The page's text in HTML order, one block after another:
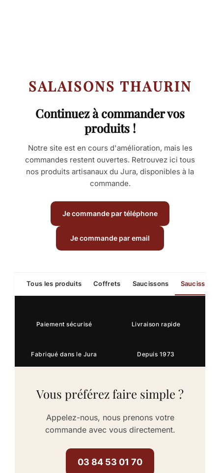
SALAISONS THAURIN
Continuez à commander vos
produits !
Notre site est en cours d'amélioration, mais les
commandes restent ouvertes. Retrouvez ici tous
nos produits artisanaux du Jura, disponibles à la
commande.
Je commande par téléphone
Je commande par email
Tous les produits Coffrets Saucissons Saucisses
Paiement sécurisé Livraison rapide
Fabriqué dans le Jura Depuis 1973
Vous préférez faire simple ?
Appelez-nous, nous prenons votre
commande avec vous directement.
03 84 53 01 70